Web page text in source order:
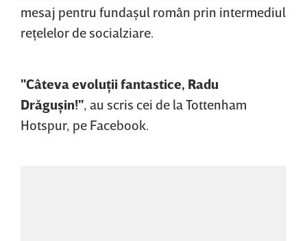
mesaj pentru fundaşul român prin intermediul
reţelelor de socialziare.
"Câteva evoluţii fantastice, Radu
Drăguşin!" , au scris cei de la Tottenham
Hotspur, pe Facebook.